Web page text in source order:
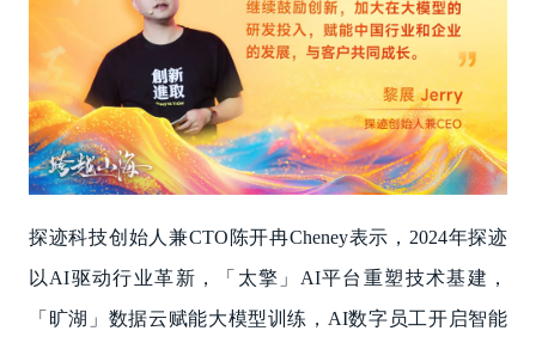
探迹科技创始人兼CTO陈开冉Cheney表示，2024年探迹
以AI驱动行业革新，「太擎」AI平台重塑技术基建，
「旷湖」数据云赋能大模型训练，AI数字员工开启智能